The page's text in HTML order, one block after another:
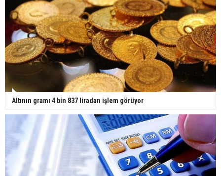
Altının gramı 4 bin 837 liradan işlem görüyor